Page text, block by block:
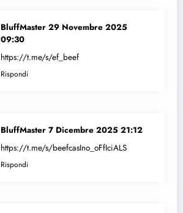
BluffMaster 29 Novembre 2025
09:30
https://t.me/s/ef_beef
Rispondi
BluffMaster 7 Dicembre 2025 21:12
https://t.me/s/beefcasIno_oFfIciALS
Rispondi